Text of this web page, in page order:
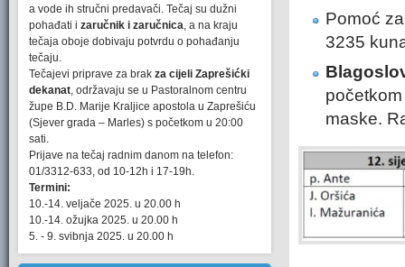
a vode ih stručni predavači. Tečaj su dužni
pohađati i zaručnik i zaručnica, a na kraju
tečaja oboje dobivaju potvrdu o pohađanju
tečaju.
Tečajevi priprave za brak za cijeli Zaprešićki
dekanat, održavaju se u Pastoralnom centru
župe B.D. Marije Kraljice apostola u Zaprešiću
(Sjever grada – Marles) s početkom u 20:00
sati.
Prijave na tečaj radnim danom na telefon:
01/3312-633, od 10-12h i 17-19h.
Termini:
10.-14. veljače 2025. u 20.00 h
10.-14. ožujka 2025. u 20.00 h
5. - 9. svibnja 2025. u 20.00 h
Pomoć
3235
maske.